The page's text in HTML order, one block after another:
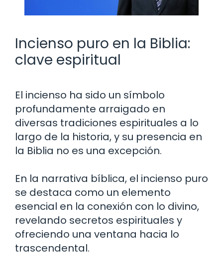
Incienso puro en la Biblia:
clave espiritual
El incienso ha sido un símbolo
profundamente arraigado en
diversas tradiciones espirituales a lo
largo de la historia, y su presencia en
la Biblia no es una excepción.
En la narrativa bíblica, el incienso puro
se destaca como un elemento
esencial en la conexión con lo divino,
revelando secretos espirituales y
ofreciendo una ventana hacia lo
trascendental.